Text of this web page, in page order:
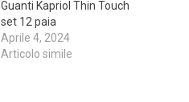
Guanti Kapriol Thin Touch
set 12 paia
Aprile 4, 2024
Articolo simile